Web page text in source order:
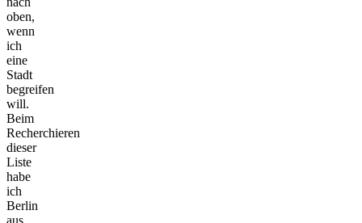
oben,
wenn
ich
eine
Stadt
begreifen
will.
Beim
Recherchieren
dieser
Liste
habe
ich
Berlin
aus